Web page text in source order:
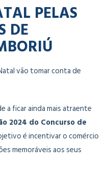
PELAS
DE
vão tomar conta de
a ficar ainda mais atraente
2024 do Concurso de
é incentivar o comércio
memoráveis aos seus